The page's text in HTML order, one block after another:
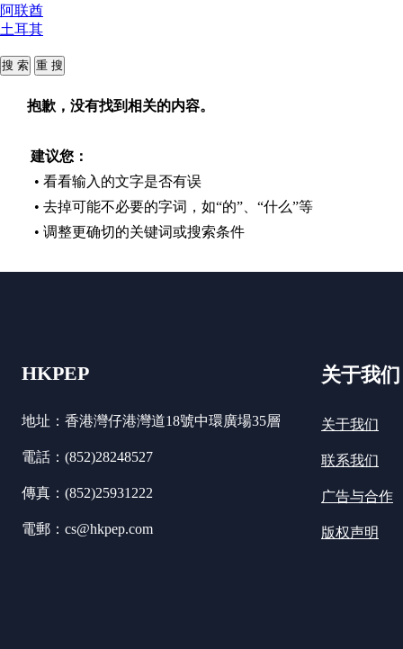
阿联酋
土耳其
抱歉，没有找到相关的内容。
建议您：
• 看看输入的文字是否有误
• 去掉可能不必要的字词，如“的”、“什么”等
• 调整更确切的关键词或搜索条件
HKPEP
地址：香港灣仔港灣道18號中環廣場35層
電話：(852)28248527
傳真：(852)25931222
電郵：cs@hkpep.com
关于我们
关于我们
联系我们
广告与合作
版权声明